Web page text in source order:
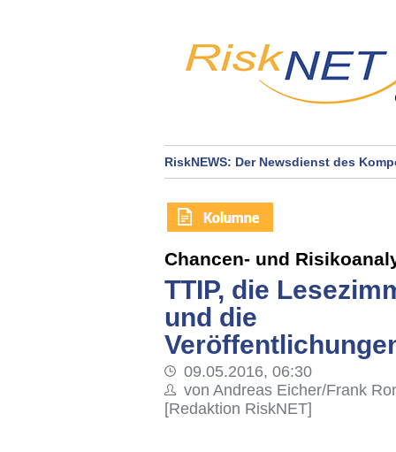
RiskNEWS: Der Newsdienst des
Chancen- und
TTIP, die
und die
09.05.2016, 06:30
von Andreas Eicher/Frank
[Redaktion RiskNET]